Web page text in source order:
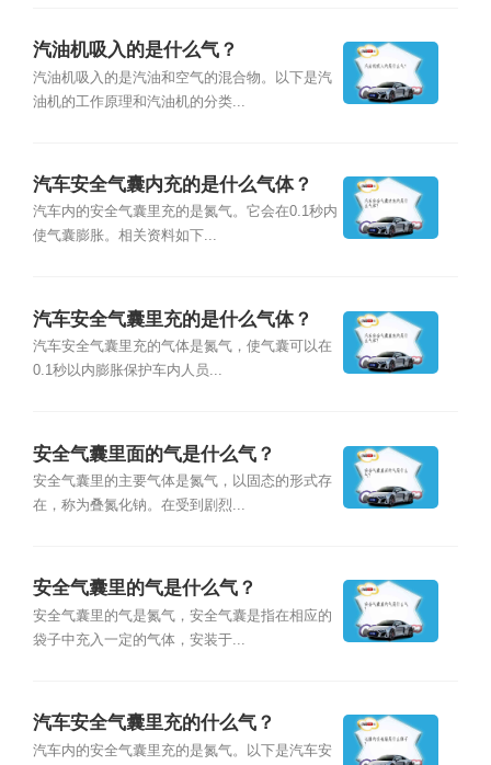
汽油机吸入的是什么气？
汽油机吸入的是汽油和空气的混合物。以下是汽
油机的工作原理和汽油机的分类...
汽车安全气囊内充的是什么气体？
汽车内的安全气囊里充的是氮气。它会在0.1秒内
使气囊膨胀。相关资料如下...
汽车安全气囊里充的是什么气体？
汽车安全气囊里充的气体是氮气，使气囊可以在
0.1秒以内膨胀保护车内人员...
安全气囊里面的气是什么气？
安全气囊里的主要气体是氮气，以固态的形式存
在，称为叠氮化钠。在受到剧烈...
安全气囊里的气是什么气？
安全气囊里的气是氮气，安全气囊是指在相应的
袋子中充入一定的气体，安装于...
汽车安全气囊里充的什么气？
汽车内的安全气囊里充的是氮气。以下是汽车安